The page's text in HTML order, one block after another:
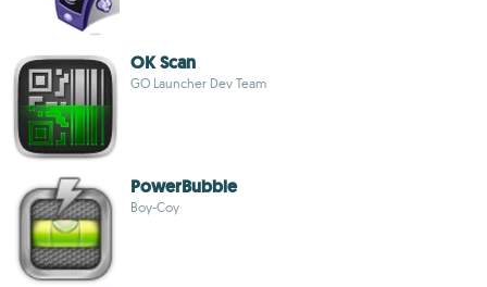
OK Scan
GO Launcher Dev Team
PowerBubble
Boy-Coy